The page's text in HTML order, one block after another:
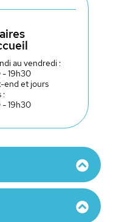
au vendredi :
19h30
end et jours
:
19h30